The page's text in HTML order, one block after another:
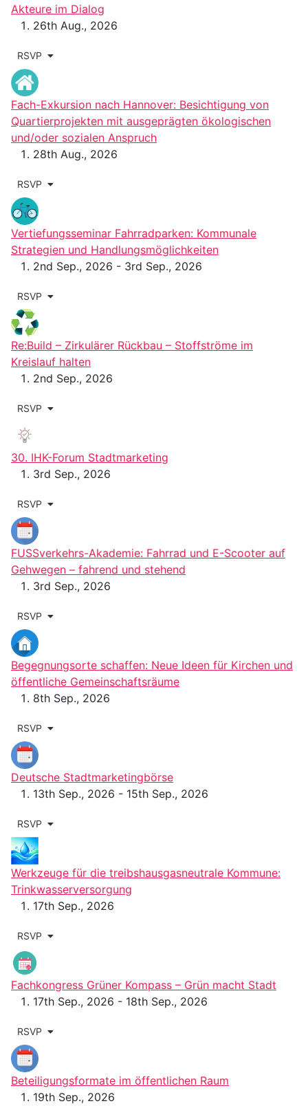
Akteure im Dialog
26th Aug., 2026
RSVP
Fach-Exkursion nach Hannover: Besichtigung von
Quartierprojekten mit ausgeprägten ökologischen
und/oder sozialen Anspruch
28th Aug., 2026
RSVP
Vertiefungsseminar Fahrradparken: Kommunale
Strategien und Handlungsmöglichkeiten
2nd Sep., 2026 - 3rd Sep., 2026
RSVP
Re:Build – Zirkulärer Rückbau – Stoffströme im
Kreislauf halten
2nd Sep., 2026
RSVP
30. IHK-Forum Stadtmarketing
3rd Sep., 2026
RSVP
FUSSverkehrs-Akademie: Fahrrad und E-Scooter auf
Gehwegen – fahrend und stehend
3rd Sep., 2026
RSVP
Begegnungsorte schaffen: Neue Ideen für Kirchen und
öffentliche Gemeinschaftsräume
8th Sep., 2026
RSVP
Deutsche Stadtmarketingbörse
13th Sep., 2026 - 15th Sep., 2026
RSVP
Werkzeuge für die treibshausgasneutrale Kommune:
Trinkwasserversorgung
17th Sep., 2026
RSVP
Fachkongress Grüner Kompass – Grün macht Stadt
17th Sep., 2026 - 18th Sep., 2026
RSVP
Beteiligungsformate im öffentlichen Raum
19th Sep., 2026